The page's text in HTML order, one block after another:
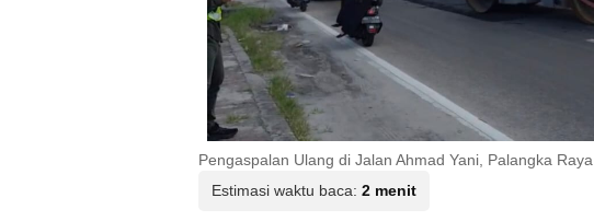
Pengaspalan Ulang di Jalan Ahmad Yani, Palangka Raya
Estimasi waktu baca: 2 menit